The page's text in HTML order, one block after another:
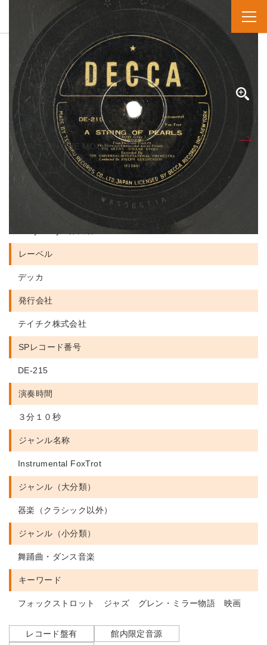
SPレコード
A STRING OF PEARLS（シンジュノクビカザリ）
資料番号：SPH2891301349B
A STRING OF PEARLS（真珠の首飾）
B面
A面へ
IN THE MOOD（イン・ザ...
人名・団体名
The UNIVERSAL INTERNATIONAL ORCHESTRA 演奏者
Joseph Gershenson 指揮者
Jerry Gray 作曲者
レーベル
デッカ
発行会社
テイチク株式会社
SPレコード番号
DE-215
演奏時間
３分１０秒
ジャンル名称
Instrumental FoxTrot
ジャンル（大分類）
器楽（クラシック以外）
ジャンル（小分類）
舞踊曲・ダンス音楽
キーワード
フォックストロット ジャズ グレン・ミラー物語 映画
レコード盤有
館内限定音源